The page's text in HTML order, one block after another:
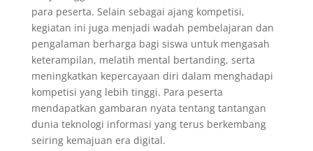
para peserta. Selain sebagai ajang kompetisi,
kegiatan ini juga menjadi wadah pembelajaran dan
pengalaman berharga bagi siswa untuk mengasah
keterampilan, melatih mental bertanding, serta
meningkatkan kepercayaan diri dalam menghadapi
kompetisi yang lebih tinggi. Para peserta
mendapatkan gambaran nyata tentang tantangan
dunia teknologi informasi yang terus berkembang
seiring kemajuan era digital.